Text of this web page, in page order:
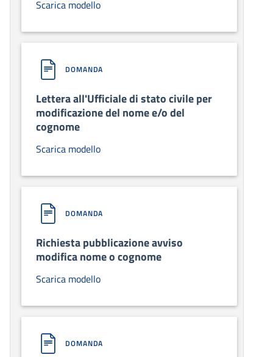
Scarica modello
DOMANDA
Lettera all'Ufficiale di stato civile per
modificazione del nome e/o del
cognome
Scarica modello
DOMANDA
Richiesta pubblicazione avviso
modifica nome o cognome
Scarica modello
DOMANDA